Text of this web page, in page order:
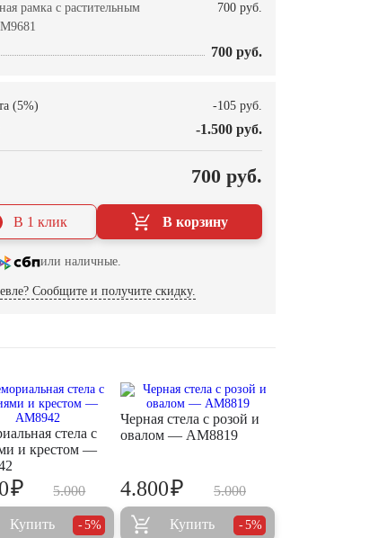
рамка с растительным
700 руб.
700 руб.
(5%) -105 руб.
-1.500 руб.
700 руб.
В корзину
В 1 клик
или наличные.
Сообщите и получите скидку.
стела с
и крестом —
5.000
₽
Купить 5%
Черная стела с розой и
овалом — AM8819
5.000
4.800₽
Купить 5%